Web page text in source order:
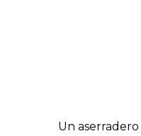
Un aserradero